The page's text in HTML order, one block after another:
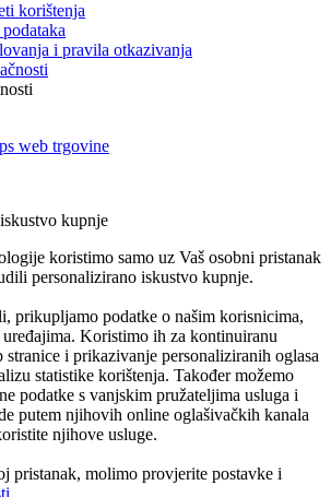
korištenja
i pravila otkazivanja
web trgovine
kupnje
koristimo samo uz Vaš osobni pristanak
personalizirano iskustvo kupnje.
prikupljamo podatke o našim korisnicima,
Koristimo ih za kontinuiranu
stranice i prikazivanje personaliziranih oglasa
statistike korištenja. Također možemo
podatke s vanjskim pružateljima usluga i
putem njihovih online oglašivačkih kanala
njihove usluge.
pristanak, molimo provjerite postavke i